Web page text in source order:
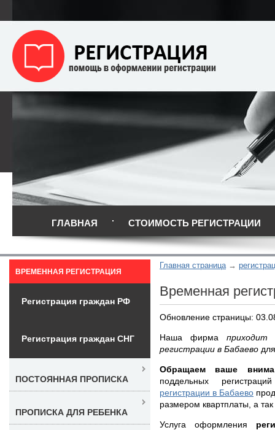
ГЛАВНАЯ СТОИМОСТЬ РЕГИСТРАЦИИ
Главная страница
Временная
Обновление страницы:
Наша фирма приходит
регистрации в Бабаево
Обращаем ваше
поддельных
регистрации в Бабаево
размером квартплаты, а
Услуга оформления
ВРЕМЕННАЯ РЕГИСТРАЦИЯ
Регистрация граждан РФ
Регистрация граждан СНГ
ПОСТОЯННАЯ ПРОПИСКА
ПРОПИСКА ДЛЯ РЕБЕНКА